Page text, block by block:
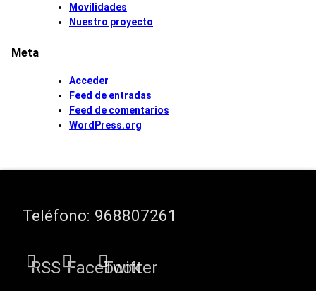
Movilidades
Nuestro proyecto
Meta
Acceder
Feed de entradas
Feed de comentarios
WordPress.org
Teléfono: 968807261
RSS Facebook
Twitter